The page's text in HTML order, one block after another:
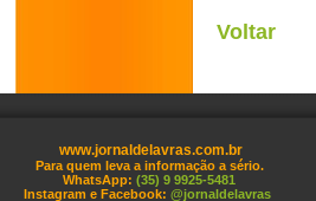
Voltar
www.jornaldelavras.com.br
Para quem leva a informação a sério.
WhatsApp: (35) 9 9925-5481
Instagram e Facebook: @jornaldelavras